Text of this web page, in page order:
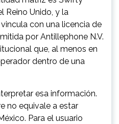
Reino Unido, y la
con una licencia de
por Antillephone N.V.
que, al menos en
dentro de una
esa información.
no equivale a estar
Para el usuario